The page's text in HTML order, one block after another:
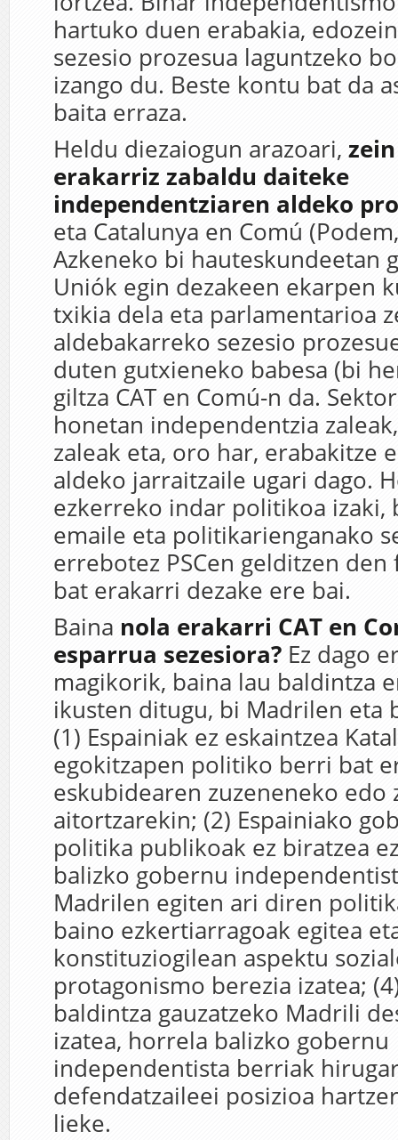
hartuko duen erabakia,
sezesio prozesua laguntzeko
izango du. Beste kontu bat da
baita erraza.
Heldu diezaiogun arazoari,
erakarriz zabaldu daiteke
independentziaren aldeko
eta Catalunya en Comú (Podem,
Azkeneko bi hauteskundeetan
Uniók egin dezakeen ekarpen
txikia dela eta parlamentarioa
aldebakarreko sezesio
duten gutxieneko babesa (bi
giltza CAT en Comú-n da.
honetan independentzia
zaleak eta, oro har, erabakitze
aldeko jarraitzaile ugari dago.
ezkerreko indar politikoa izaki,
emaile eta politikarienganako
errebotez PSCen gelditzen
bat erakarri dezake ere bai.
Baina nola erakarri CAT en
esparrua sezesiora? Ez dago
magikorik, baina lau baldintza
ikusten ditugu, bi Madrilen eta
(1) Espainiak ez eskaintzea
egokitzapen politiko berri bat
eskubidearen zuzeneneko edo
aitortzarekin; (2) Espainiako
politika publikoak ez biratzea
balizko gobernu
Madrilen egiten ari diren
baino ezkertiarragoak egitea
konstituziogilean aspektu
protagonismo berezia izatea;
baldintza gauzatzeko Madrili
izatea, horrela balizko gobernu
independentista berriak
defendatzaileei posizioa
lieke.